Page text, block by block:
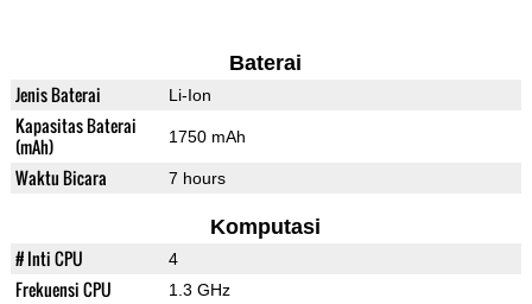
Baterai
Jenis Baterai Li-Ion
Kapasitas Baterai
(mAh)
1750 mAh
Waktu Bicara 7 hours
Komputasi
# Inti CPU 4
Frekuensi CPU 1.3 GHz